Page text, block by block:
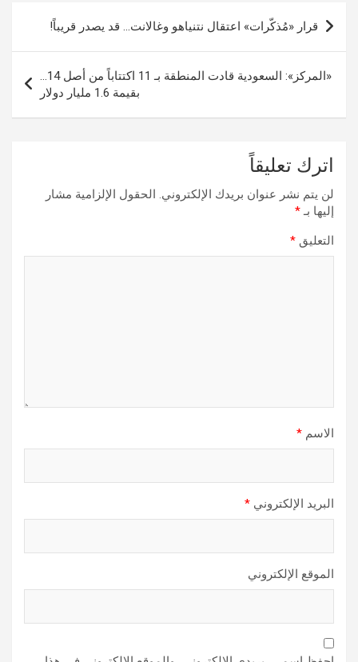
تصفّح
المقالات
قرار «مُذكّرات» اعتقال نتنياهو وغالانت… قد يصدر قريباً!
«المركز»: السعودية قادت المنطقة بـ 11 اكتتاباً من أصل 14…
بقيمة 1.6 مليار دولار
اترك تعليقاً
لن يتم نشر عنوان بريدك الإلكتروني. الحقول الإلزامية مشار
إليها بـ*
التعليق *
الاسم *
البريد الإلكتروني *
الموقع الإلكتروني